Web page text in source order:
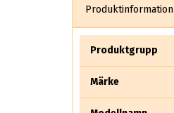
Produktinformation
Produktgrupp
Märke